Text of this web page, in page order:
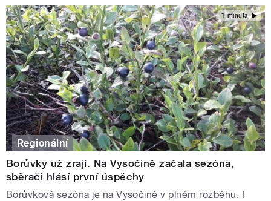
1 minuta
Regionální
Borůvky už zrají. Na Vysočině začala sezóna,
sběrači hlásí první úspěchy
Borůvková sezóna je na Vysočině v plném rozběhu. I